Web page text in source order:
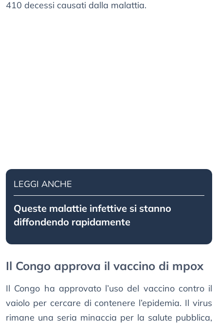
410 decessi causati dalla malattia.
LEGGI ANCHE
Queste malattie infettive si stanno
diffondendo rapidamente
Il Congo approva il vaccino di mpox
Il Congo ha approvato l’uso del vaccino contro il
vaiolo per cercare di contenere l’epidemia. Il virus
rimane una seria minaccia per la salute pubblica,